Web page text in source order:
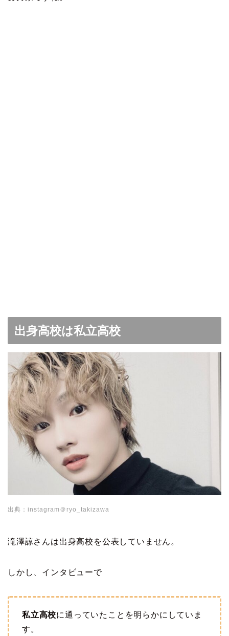
出身高校は私立高校
出典：instagram＠ryo_takizawa
滝澤諒さんは出身高校を公表していません。
しかし、インタビューで
私立高校に通っていたことを明らかにしていま
す。